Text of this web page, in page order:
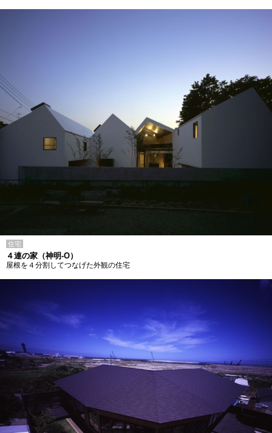
住宅
４連の家（神明-O）
屋根を４分割してつなげた外観の住宅